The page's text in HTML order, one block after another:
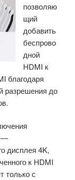
позволяю
щий
добавить
беспрово
дной
HDMI к
благодаря
разрешения до
—
дисплея 4K,
к HDMI
только с